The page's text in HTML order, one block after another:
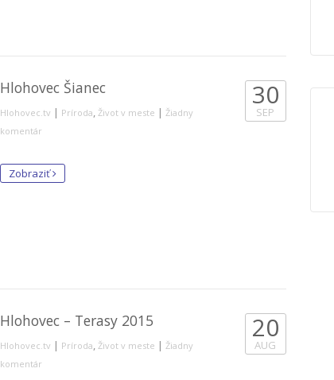
Hlohovec Šianec
Hlohovec.tv | Príroda, Život v meste | Žiadny
komentár
30
SEP
Zobraziť
Hlohovec – Terasy 2015
Hlohovec.tv | Príroda, Život v meste | Žiadny
komentár
20
AUG